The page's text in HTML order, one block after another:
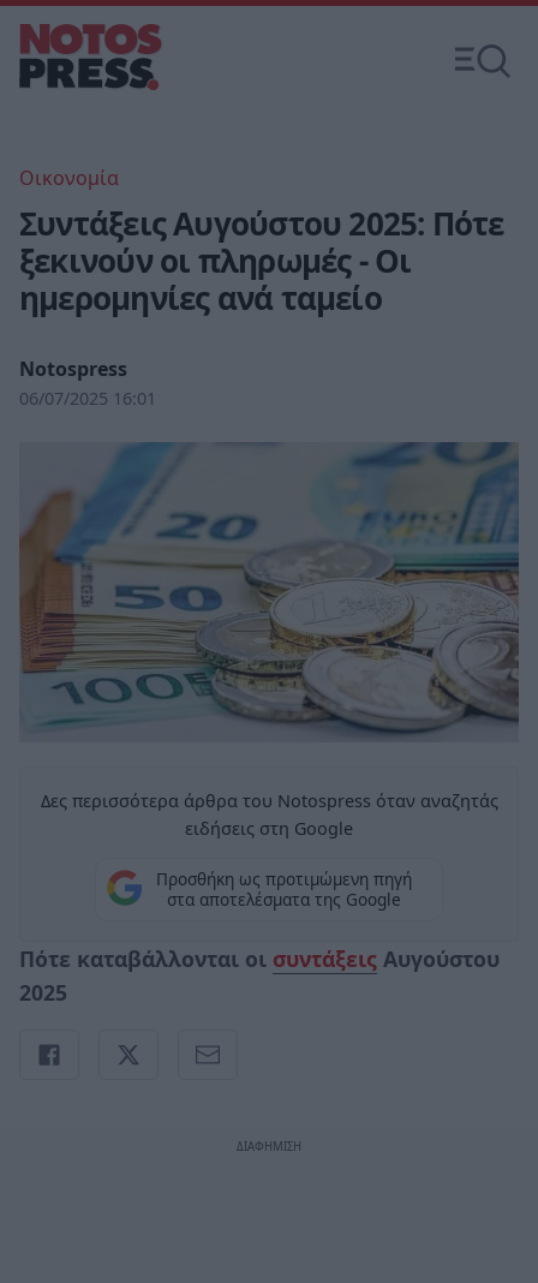
Οικονομία
Συντάξεις Αυγούστου 2025: Πότε
ξεκινούν οι πληρωμές - Οι
ημερομηνίες ανά ταμείο
Notospress
06/07/2025 16:01
Δες περισσότερα άρθρα του Notospress όταν αναζητάς
ειδήσεις στη Google
Προσθήκη ως προτιμώμενη πηγή
στα αποτελέσματα της Google
Πότε καταβάλλονται οι συντάξεις Αυγούστου
2025